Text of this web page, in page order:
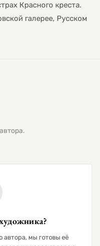
Красного креста.
галерее, Русском
автора, мы готовы её